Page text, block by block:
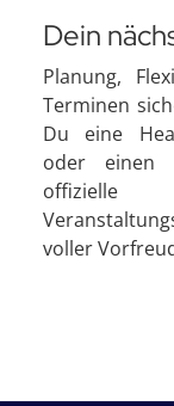
Dein
Planung,
Terminen
Du eine
oder einen
voller